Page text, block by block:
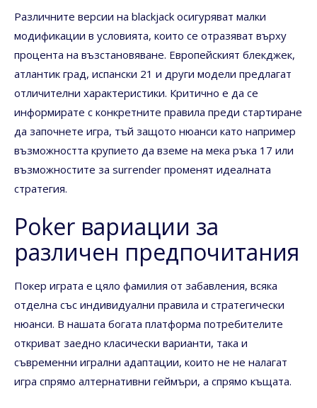
Различните версии на blackjack осигуряват малки
модификации в условията, които се отразяват върху
процента на възстановяване. Европейският блекджек,
атлантик град, испански 21 и други модели предлагат
отличителни характеристики. Критично е да се
информирате с конкретните правила преди стартиране
да започнете игра, тъй защото нюанси като например
възможността крупието да вземе на мека ръка 17 или
възможностите за surrender променят идеалната
стратегия.
Poker вариации за
различен предпочитания
Покер играта е цяло фамилия от забавления, всяка
отделна със индивидуални правила и стратегически
нюанси. В нашата богата платформа потребителите
откриват заедно класически варианти, така и
съвременни игрални адаптации, които не не налагат
игра спрямо алтернативни геймъри, а спрямо къщата.